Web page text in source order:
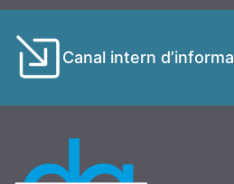
Canal intern